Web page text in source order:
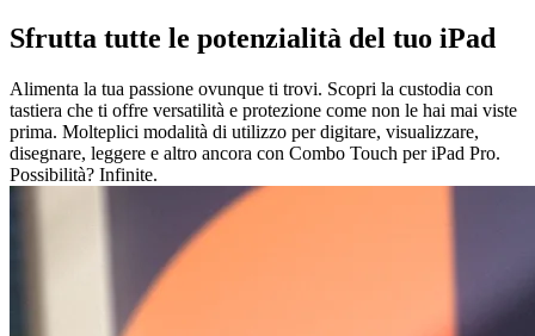
Sfrutta tutte le potenzialità del tuo iPad
Alimenta la tua passione ovunque ti trovi. Scopri la custodia con
tastiera che ti offre versatilità e protezione come non le hai mai viste
prima. Molteplici modalità di utilizzo per digitare, visualizzare,
disegnare, leggere e altro ancora con Combo Touch per iPad Pro.
Possibilità? Infinite.